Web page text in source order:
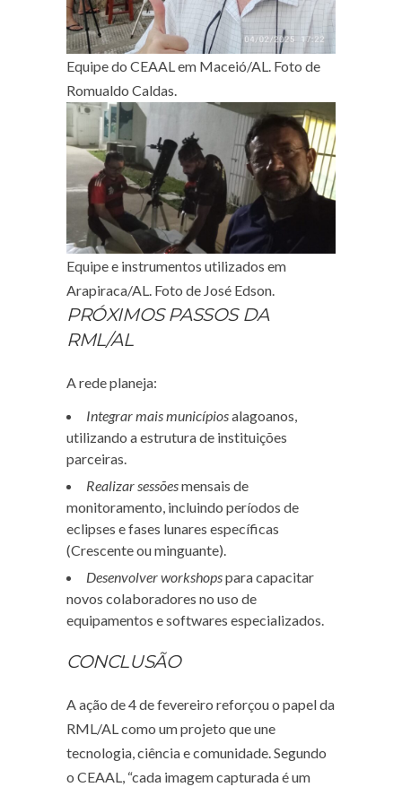
Equipe do CEAAL em Maceió/AL. Foto de
Romualdo Caldas.
Equipe e instrumentos utilizados em
Arapiraca/AL. Foto de José Edson.
PRÓXIMOS PASSOS DA
RML/AL
A rede planeja:
Integrar mais municípiosalagoanos,
utilizando a estrutura de instituições
parceiras.
Realizar sessõesmensais de
monitoramento, incluindo períodos de
eclipses e fases lunares específicas
(Crescente ou minguante).
Desenvolver workshopspara capacitar
novos colaboradores no uso de
equipamentos e softwares especializados.
CONCLUSÃO
A ação de 4 de fevereiro reforçou o papel da
RML/AL como um projeto que une
tecnologia, ciência e comunidade. Segundo
o CEAAL, “cada imagem capturada é um